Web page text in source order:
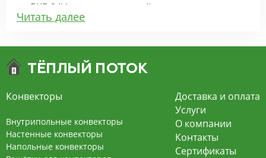
ВКВ 24V – внутрипольный конвектор
отопления с вентилятором на 24В подходит для
экономит электроэнергию и бесшумно работает.
конвекцией на 220В. За счет тангенциального
вентилятора создает принудительную
конвекцию, что позволяет обогревать
помещения большой площади.
Читать далее
Конвекторы
Внутрипольные конвекторы
Настенные конвекторы
Напольные конвекторы
Доставка и оплата
Услуги
О компании
Контакты
Сертификаты